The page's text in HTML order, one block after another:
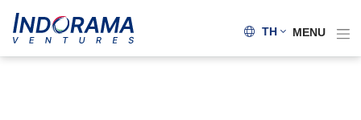
TH MENU